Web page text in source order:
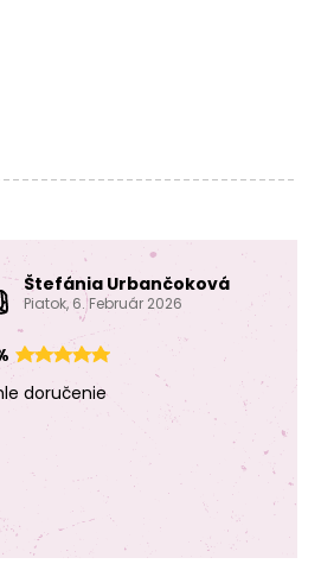
Charm
srdce
Štefánia Urbančoková
Piatok, 6. Február 2026
doručenie